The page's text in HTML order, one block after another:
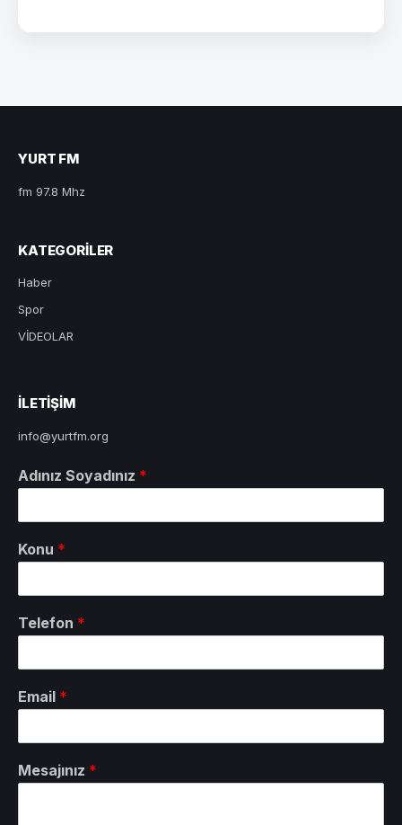
YURT FM
fm 97.8 Mhz
KATEGORILER
Haber
Spor
VİDEOLAR
ILETIŞIM
info@yurtfm.org
Adınız Soyadınız *
Konu *
Telefon *
Email *
Mesajınız *